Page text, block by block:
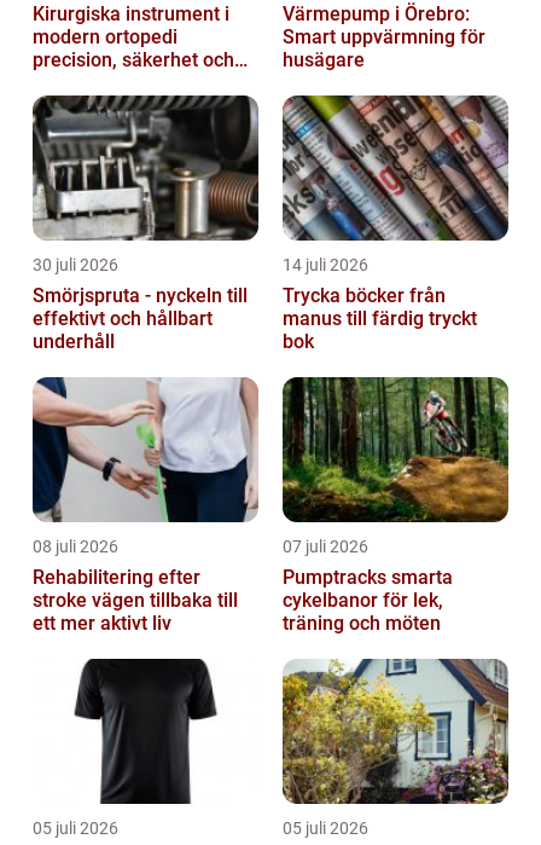
Kirurgiska instrument i
modern ortopedi
precision, säkerhet och
Värmepump i Örebro:
Smart uppvärmning för
husägare
30 juli 2026
Smörjspruta - nyckeln till
effektivt och hållbart
underhåll
14 juli 2026
Trycka böcker från
manus till färdig tryckt
bok
08 juli 2026
Rehabilitering efter
stroke vägen tillbaka till
ett mer aktivt liv
07 juli 2026
Pumptracks smarta
cykelbanor för lek,
träning och möten
05 juli 2026 05 juli 2026